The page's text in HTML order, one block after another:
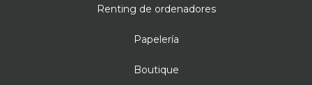
Renting de ordenadores
Papelería
Boutique